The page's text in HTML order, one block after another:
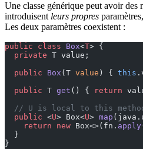
Une classe générique peut avoir des
introduisent leurs propres
Les deux paramètres coexistent :
public class Box<T> {
  private
T value;
  public
Box (T value ) { this
  public
T get () { return
// U is local to this
  public
<U> Box<U> map
    return
new Box<>(fn. apply
  }
}